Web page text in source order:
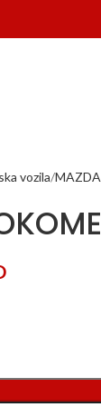
Auto
vozila MAZDA